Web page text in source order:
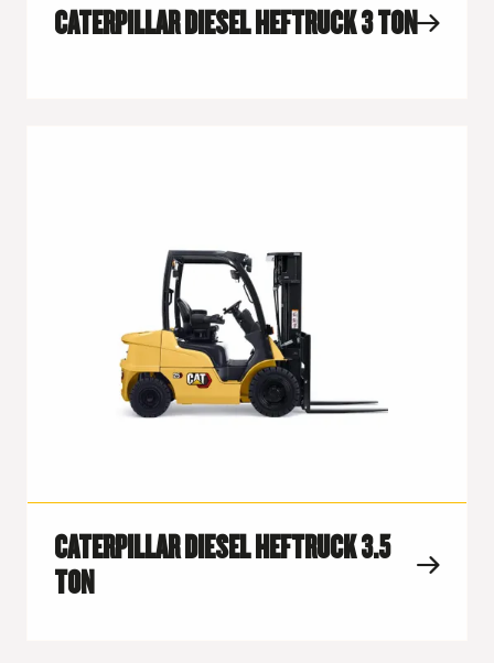
CATERPILLAR DIESEL HEFTRUCK 3 TON
CATERPILLAR DIESEL HEFTRUCK 3.5
TON